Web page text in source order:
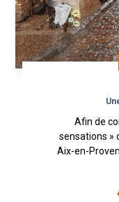
Afin de
sensations »
Aix-en-